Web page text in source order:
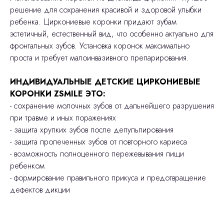
решение для сохранения красивой и здоровой улыбки
ребенка. Циркониевые коронки придают зубам
эстетичный, естественный вид, что особенно актуально для
фронтальных зубов. Установка коронок максимально
проста и требует малоинвазивного препарирования.
ИНДИВИДУАЛЬНЫЕ ДЕТСКИЕ ЦИРКОНИЕВЫЕ
КОРОНКИ ZSMILE ЭТО:
- сохранение молочных зубов от дальнейшего разрушения
при травме и иных поражениях
- защита хрупких зубов после депульпирования
- защита пролеченных зубов от повторного кариеса
- возможность полноценного пережевывания пищи
ребенком
- формирование правильного прикуса и предотвращение
дефектов дикции